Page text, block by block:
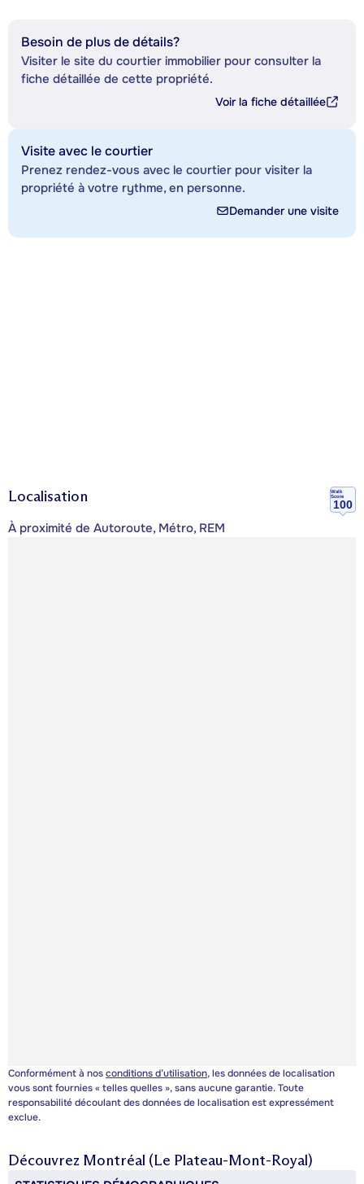
Besoin de plus de détails?
Visiter le site du courtier immobilier pour consulter la
fiche détaillée de cette propriété.
Voir la fiche détaillée
Visite avec le courtier
Prenez rendez-vous avec le courtier pour visiter la
propriété à votre rythme, en personne.
Demander une visite
Localisation
Walk
Score
100
À proximité de Autoroute, Métro, REM
Conformément à nosconditions d’utilisation, les données de localisation
vous sont fournies « telles quelles », sans aucune garantie. Toute
responsabilité découlant des données de localisation est expressément
exclue.
Découvrez Montréal (Le Plateau-Mont-Royal)